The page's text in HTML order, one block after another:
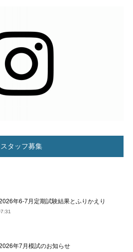
スタッフ募集
年6-7月定期試験結果とふりかえり
年7月模試のお知らせ